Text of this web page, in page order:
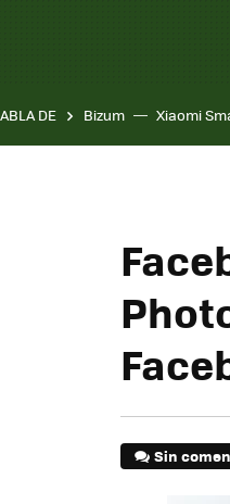
DE Bizum Xiaomi
Sin